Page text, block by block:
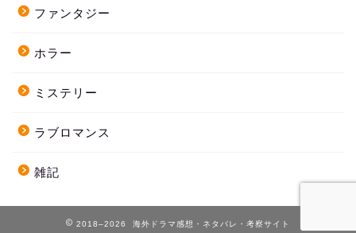
ファンタジー
ホラー
ミステリー
ラブロマンス
雑記
2018–2026 海外ドラマ感想・ネタバレ・考察サイト